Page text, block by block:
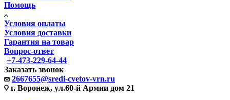
Помощь
Условия оплаты
Условия доставки
Гарантия на товар
Вопрос-ответ
+7-473-229-64-44
Заказать звонок
2667655@sredi-cvetov-vrn.ru
г. Воронеж, ул.60-й Армии дом 21